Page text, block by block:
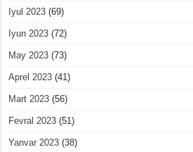
Iyul 2023 (69)
Iyun 2023 (72)
May 2023 (73)
Aprel 2023 (41)
Mart 2023 (56)
Fevral 2023 (51)
Yanvar 2023 (38)